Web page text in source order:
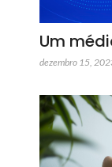
Um
dezembro 15,